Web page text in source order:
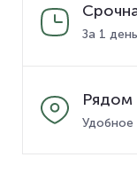
За 1
Рядом